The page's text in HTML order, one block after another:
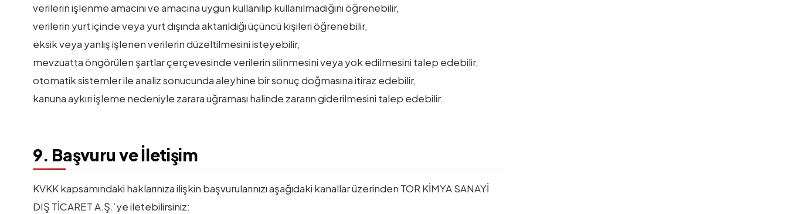
verilerin işlenme amacını ve amacına uygun kullanılıp kullanılmadığını öğrenebilir,
verilerin yurt içinde veya yurt dışında aktarıldığı üçüncü kişileri öğrenebilir,
eksik veya yanlış işlenen verilerin düzeltilmesini isteyebilir,
mevzuatta öngörülen şartlar çerçevesinde verilerin silinmesini veya yok edilmesini talep edebilir,
otomatik sistemler ile analiz sonucunda aleyhine bir sonuç doğmasına itiraz edebilir,
kanuna aykırı işleme nedeniyle zarara uğraması halinde zararın giderilmesini talep edebilir.
9. Başvuru ve İletişim
KVKK kapsamındaki haklarınıza ilişkin başvurularınızı aşağıdaki kanallar üzerinden TOR KİMYA SANAYİ
DIŞ TİCARET A.Ş.’ye iletebilirsiniz: